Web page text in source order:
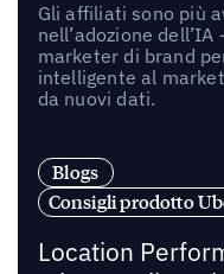
Gli affiliati sono più
nell’adozione
marketer di brand
intelligente al
da nuovi dati.
Blogs
Consigli prodotto
Location